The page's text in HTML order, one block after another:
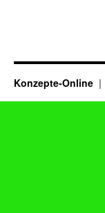
Konzepte-Online